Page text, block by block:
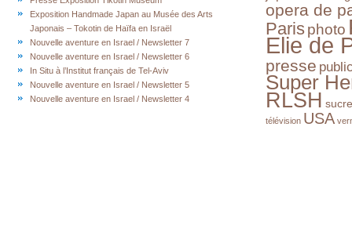
Exposition Handmade Japan au Musée des Arts
Japonais – Tokotin de Haïfa en Israël
Nouvelle aventure en Israel / Newsletter 7
Nouvelle aventure en Israel / Newsletter 6
In Situ à l’Institut français de Tel-Aviv
Nouvelle aventure en Israel / Newsletter 5
Nouvelle aventure en Israel / Newsletter 4
opera de
Paris photo
Elie de
presse
Super
RLSH sucre
télévision USA